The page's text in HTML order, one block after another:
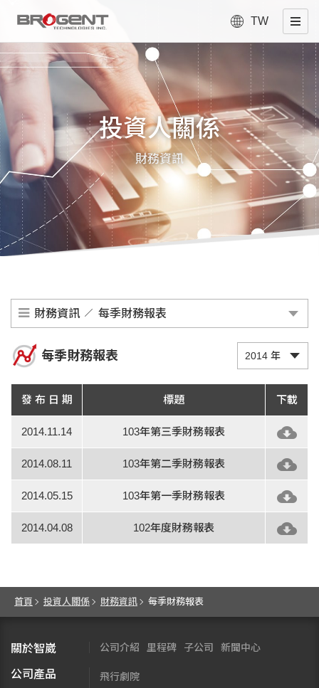
TW
投資人關係
財務資訊
財務資訊 每季財務報表
每季財務報表 2014 年
發 布 日 期 標題 下載
2014.11.14 103年第三季財務報表
2014.08.11 103年第二季財務報表
2014.05.15 103年第一季財務報表
2014.04.08 102年度財務報表
首頁 投資人關係 財務資訊 每季財務報表
關於智崴 公司介紹 里程碑 子公司 新聞中心
公司產品
飛行劇院